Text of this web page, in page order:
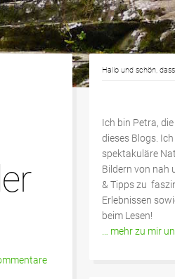
Hallo und schön,
Ich bin Petra,
dieses Blogs.
spektakuläre
Bildern von nah
& Tipps zu
Erlebnissen
beim Lesen!
… mehr zu mir